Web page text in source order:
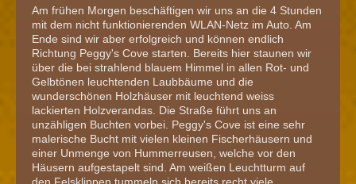
Am frühen Morgen beschäftigen wir uns an die 4 Stunden
mit dem nicht funktionierenden WLAN-Netz im Auto. Am
Ende sind wir aber erfolgreich und können endlich
Richtung Peggy's Cove starten. Bereits hier staunen wir
über die bei strahlend blauem Himmel in allen Rot- und
Gelbtönen leuchtenden Laubbäume und die
wunderschönen Holzhäuser mit leuchtend weiss
lackierten Holzverandas. Die Straße führt uns an
unzähligen Buchten vorbei. Peggy's Cove ist eine sehr
malerische Bucht mit vielen kleinen Fischerhäusern und
einer Unmenge von Hummerreusen, welche vor den
Häusern aufgestapelt sind. Am weißen Leuchtturm auf
den Felsklippen tummeln sich bereits recht viele